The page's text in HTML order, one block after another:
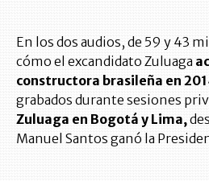
En los dos audios, de 59 y 43
cómo el excandidato Zuluaga
constructora brasileña en
grabados durante sesiones
Zuluaga en Bogotá y Lima,
Manuel Santos ganó la